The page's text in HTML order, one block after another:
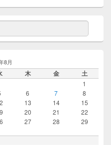
8月
木 金 土
1
6 7
8
13 14
15
20 21
22
27 28
29